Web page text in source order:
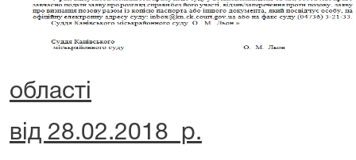
області
від 28.02.2018 р.